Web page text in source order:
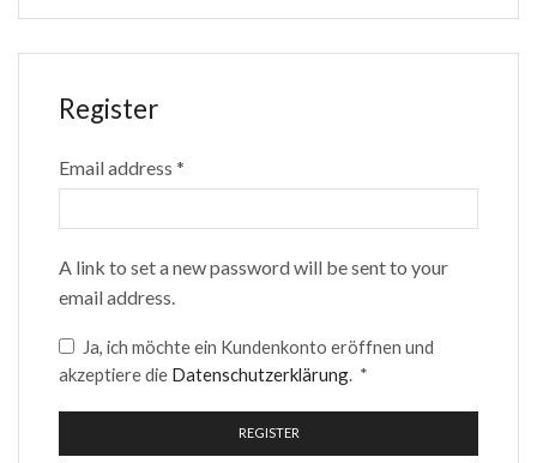
Register
Email address*
A link to set a new password will be sent to your
email address.
Ja, ich möchte ein Kundenkonto eröffnen und
akzeptiere die Datenschutzerklärung. *
REGISTER